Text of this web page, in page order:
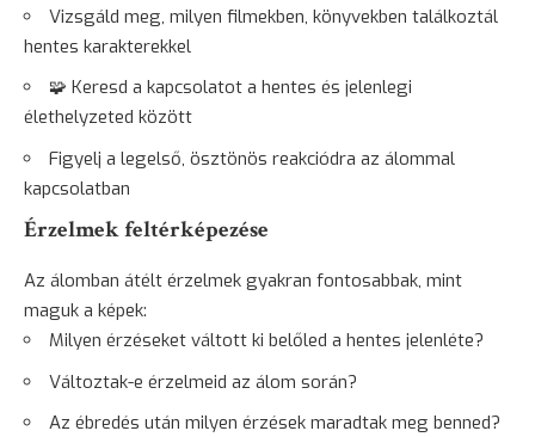
Vizsgáld meg, milyen filmekben, könyvekben találkoztál
hentes karakterekkel
🧩 Keresd a kapcsolatot a hentes és jelenlegi
élethelyzeted között
Figyelj a legelső, ösztönös reakciódra az álommal
kapcsolatban
Érzelmek feltérképezése
Az álomban átélt érzelmek gyakran fontosabbak, mint
maguk a képek:
Milyen érzéseket váltott ki belőled a hentes jelenléte?
Változtak-e érzelmeid az álom során?
Az ébredés után milyen érzések maradtak meg benned?